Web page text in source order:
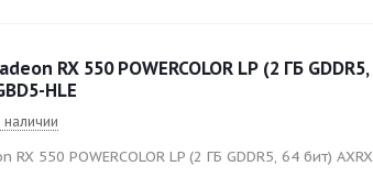
RX 550 POWERCOLOR LP (2 ГБ GDDR5,
HLE
наличии
550 POWERCOLOR LP (2 ГБ GDDR5, 64 бит) AXRX